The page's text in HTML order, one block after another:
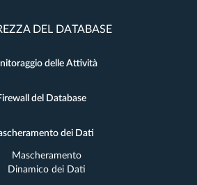
DEL DATABASE
delle Attività
del Database
dei Dati
Mascheramento
Dinamico dei Dati